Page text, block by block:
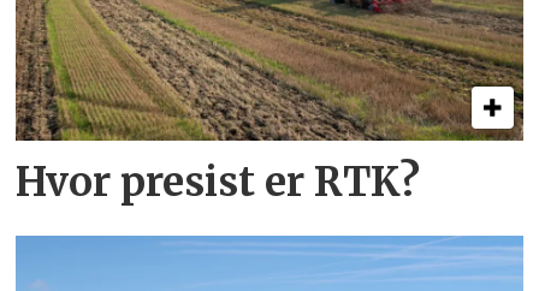
Hvor presist er RTK?